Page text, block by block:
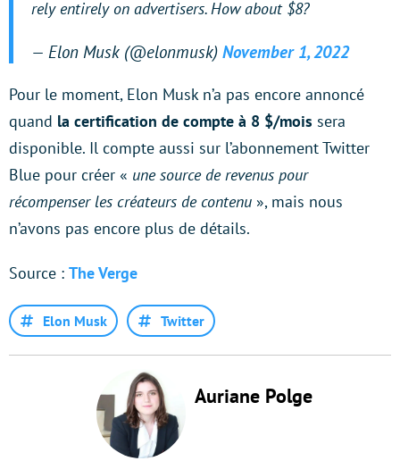
rely entirely on advertisers. How about $8?
— Elon Musk (@elonmusk) November 1, 2022
Pour le moment, Elon Musk n’a pas encore annoncé
quand la certification de compte à 8 $/mois sera
disponible. Il compte aussi sur l’abonnement Twitter
Blue pour créer « une source de revenus pour
récompenser les créateurs de contenu », mais nous
n’avons pas encore plus de détails.
Source : The Verge
Elon Musk Twitter
Auriane Polge